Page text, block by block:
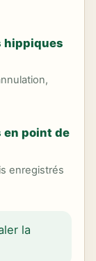
hippiques
en point de
enregistrés
la